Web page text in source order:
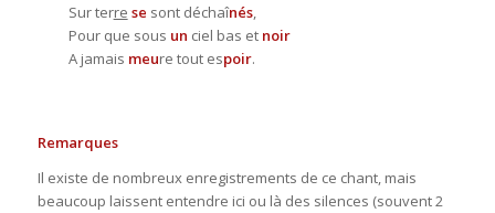
Sur terre se sont déchaînés,
Pour que sous un ciel bas etnoir
A jamais meure tout espoir.
Remarques
Il existe de nombreux enregistrements de ce chant, mais
beaucoup laissent entendre ici ou là des silences (souvent 2